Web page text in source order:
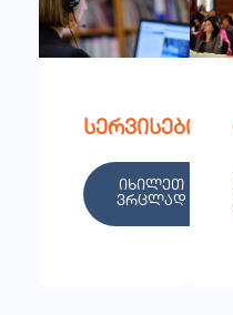
სერვისები
იხილეთ
ვრცლად